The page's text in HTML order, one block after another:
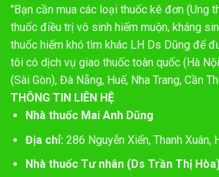
"Bạn cần mua các loại thuốc kê đơn (Ung
thuốc điều trị vô sinh hiếm muộn, kháng
thuốc hiếm khó tìm khác LH Ds Dũng để
tôi có dịch vụ giao thuốc toàn quốc (Hà
(Sài Gòn), Đà Nẵng, Huế, Nha Trang, Cần
THÔNG TIN LIÊN HỆ
Nhà thuốc Mai Anh Dũng
Địa chỉ:286 Nguyễn Xiển, Thanh Xuân,
Nhà thuốc Tư nhân (Ds Trần Thị